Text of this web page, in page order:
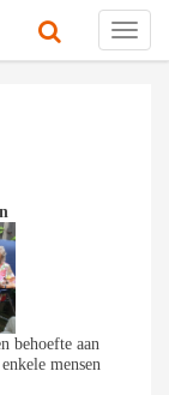
behoefte aan
mensen